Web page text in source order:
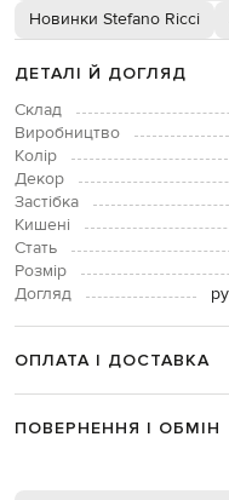
Новинки Stefano Ricci
ДЕТАЛІ Й ДОГЛЯД
Склад
Виробництво
Колір
Декор
Застібка
Кишені
Стать
Розмір
Догляд
ОПЛАТА І ДОСТАВКА
ПОВЕРНЕННЯ І ОБМІН